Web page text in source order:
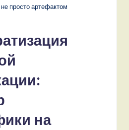
просто артефактом
на